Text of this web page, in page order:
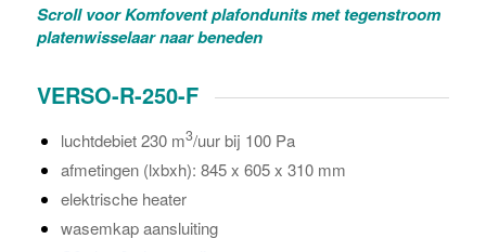
Scroll voor Komfovent plafondunits met tegenstroom
platenwisselaar naar beneden
VERSO-R-250-F
luchtdebiet 230 m3/uur bij 100 Pa
afmetingen (lxbxh): 845 x 605 x 310 mm
elektrische heater
wasemkap aansluiting